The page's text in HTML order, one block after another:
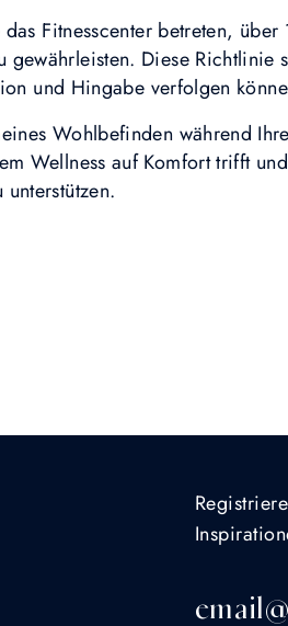
Fitnesscenter betreten, über
gewährleisten. Diese
und Hingabe verfolgen
Wohlbefinden während
Wellness auf Komfort trifft